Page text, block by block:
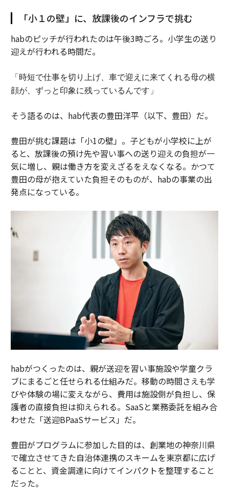
「小１の壁」に、放課後のインフラで挑む
habのピッチが行われたのは午後3時ごろ。小学生の送り
迎えが行われる時間だ。
「時短で仕事を切り上げ、車で迎えに来てくれる母の横
顔が、ずっと印象に残っているんです」
そう語るのは、hab代表の豊田洋平（以下、豊田）だ。
豊田が挑む課題は「小1の壁」。子どもが小学校に上が
ると、放課後の預け先や習い事への送り迎えの負担が一
気に増し、親は働き方を変えざるをえなくなる。かつて
豊田の母が抱えていた負担そのものが、habの事業の出
発点になっている。
habがつくったのは、親が送迎を習い事施設や学童クラ
ブにまるごと任せられる仕組みだ。移動の時間さえも学
びや体験の場に変えながら、費用は施設側が負担し、保
護者の直接負担は抑えられる。SaaSと業務委託を組み合
わせた「送迎BPaaSサービス」だ。
豊田がプログラムに参加した目的は、創業地の神奈川県
で確立させてきた自治体連携のスキームを東京都に広げ
ることと、資金調達に向けてインパクトを整理すること
だった。